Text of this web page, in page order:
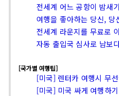
전세계 어느 공항이 밤새
여행을 좋아하는 당신,
전세계 라운지를 무료로
자동 출입국 심사로 남보
[국가별 여행팁]
[미국] 렌터카 여행시 무
[미국] 미국 싸게 여행하